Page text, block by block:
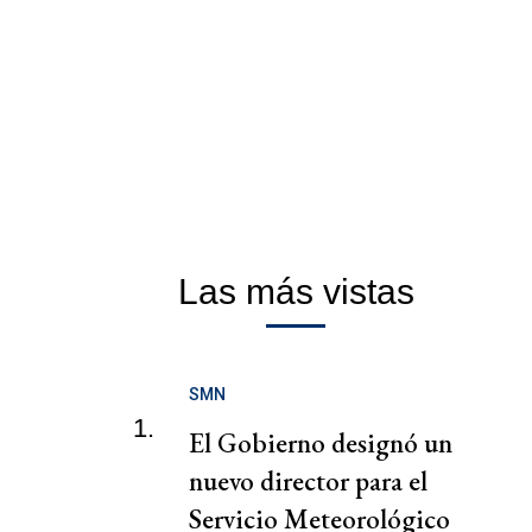
Las más vistas
1.
SMN
El Gobierno designó un
nuevo director para el
Servicio Meteorológico